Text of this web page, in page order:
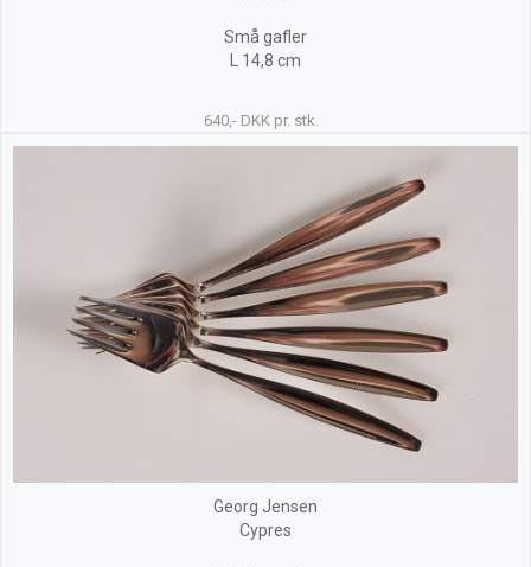
Små gafler
L 14,8 cm
640,- DKK pr. stk.
Georg Jensen
Cypres